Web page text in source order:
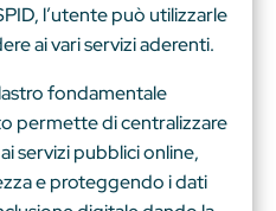
l’utente può utilizzarle
ai vari servizi aderenti.
fondamentale
permette di centralizzare
servizi pubblici online,
e proteggendo i dati